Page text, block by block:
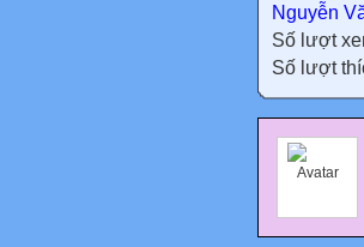
Nguyễn
Số lượt
Số lượt